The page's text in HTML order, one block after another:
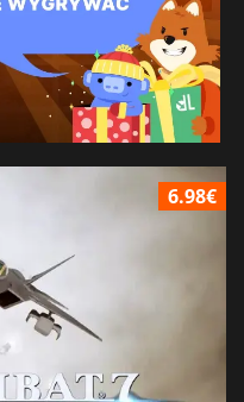
6.98€